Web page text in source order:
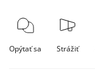
Opýtať sa Strážiť